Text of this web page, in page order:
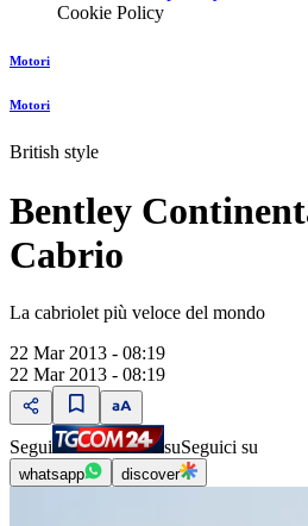
Cookie Policy
Motori
Motori
British style
Bentley
Cabrio
La cabriolet più veloce del mondo
22 Mar 2013 - 08:19
22 Mar 2013 - 08:19
Segui suSeguici su
whatsapp discover